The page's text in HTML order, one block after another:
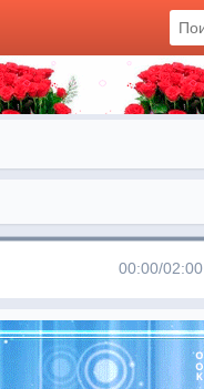
00:00/02:00